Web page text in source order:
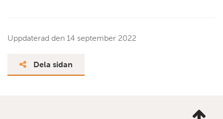
Uppdaterad den 14 september 2022
Dela sidan